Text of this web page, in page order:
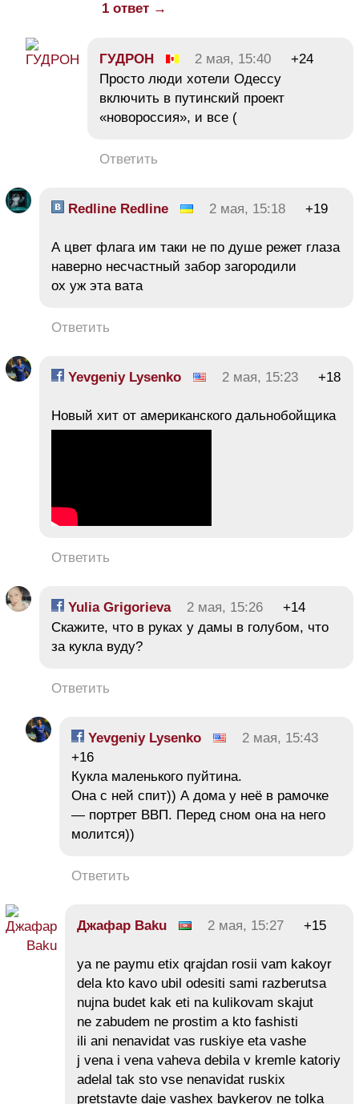
1 ответ →
ГУДРОН 2 мая, 15:40
+24
Просто люди хотели Одессу
включить в путинский проект
«новороссия», и все (
Ответить
Redline Redline 2 мая, 15:18 +19
А цвет флага им таки не по душе режет глаза
наверно несчастный забор загородили
ох уж эта вата
Ответить
Yevgeniy Lysenko 2 мая, 15:23 +18
Новый хит от американского дальнобойщика
Ответить
Yulia Grigorieva 2 мая, 15:26
+14
Скажите, что в руках у дамы в голубом, что
за кукла вуду?
Ответить
Yevgeniy Lysenko
2 мая, 15:43
+16
Кукла маленького пуйтина.
Она с ней спит)) А дома у неё в рамочке
— портрет ВВП. Перед сном она на него
молится))
Ответить
Джафар Baku 2 мая, 15:27 +15
ya ne paymu etix qrajdan rosii vam kakoyr
dela kto kavo ubil odesiti sami razberutsa
nujna budet kak eti na kulikovam skajut
ne zabudem ne prostim a kto fashisti
ili ani nenavidat vas ruskiye eta vashe
j vena i vena vaheva debila v kremle katoriy
adelal tak sto vse nenavidat ruskix
pretstavte daje vashex baykerov ne tolka